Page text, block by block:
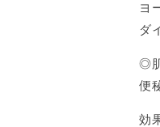
ヨ
ダ
◎
便
効